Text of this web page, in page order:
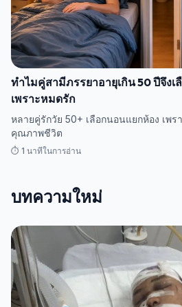
ทำไมคู่สามีภรรยาอายุเกิน 50 ปีจึง
เพราะหมดรัก
หลายคู่รักวัย 50+ เลือกนอนแยกห้อง เพ
คุณภาพชีวิต
⏱️ 1 นาทีในการอ่าน
บทความใหม่